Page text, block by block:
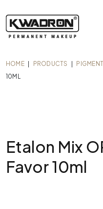
HOME PRODUCTS
10ML
Etalon Mix
Favor 10ml